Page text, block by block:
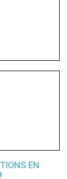
EN